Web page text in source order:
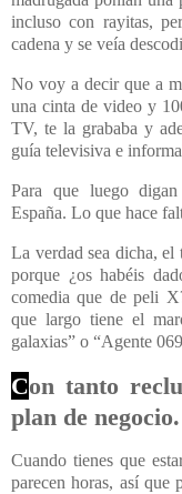
incluso con rayitas,
cadena y se veía
No voy a decir que a
una cinta de video y
TV, te la grababa y
guía televisiva e
Para que luego
España. Lo que hace
La verdad sea dicha,
porque ¿os habéis
comedia que de peli
que largo tiene el
galaxias” o “Agente
Con tanto
plan de negocio.
Cuando tienes que
parecen horas, así que